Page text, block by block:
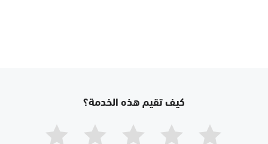
كيف تقيم هذه الخدمة؟